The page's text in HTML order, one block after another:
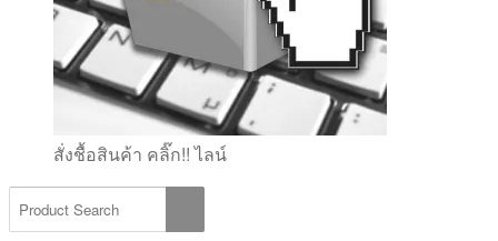
สั่งชื้อสินค้า คลิ๊ก!! ไลน์